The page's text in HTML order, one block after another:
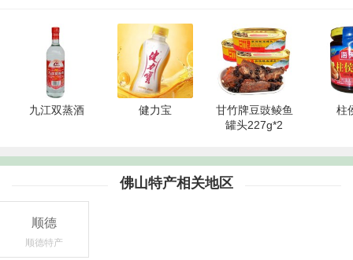
九江双蒸酒 健力宝
甘竹牌豆豉鲮鱼
罐头227g*2
柱
佛山特产相关地区
顺德
顺德特产